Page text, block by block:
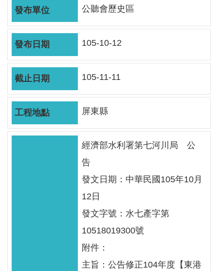
主
最
水
情
公
告
訊
息
公聽會歷史區
105-10-12
105-11-11
屏東縣
經濟部水利署第七河川局 公
告
發文日期：中華民國105年10月
12日
發文字號：水七產字第
10518019300號
附件：
主旨：公告修正104年度【東港